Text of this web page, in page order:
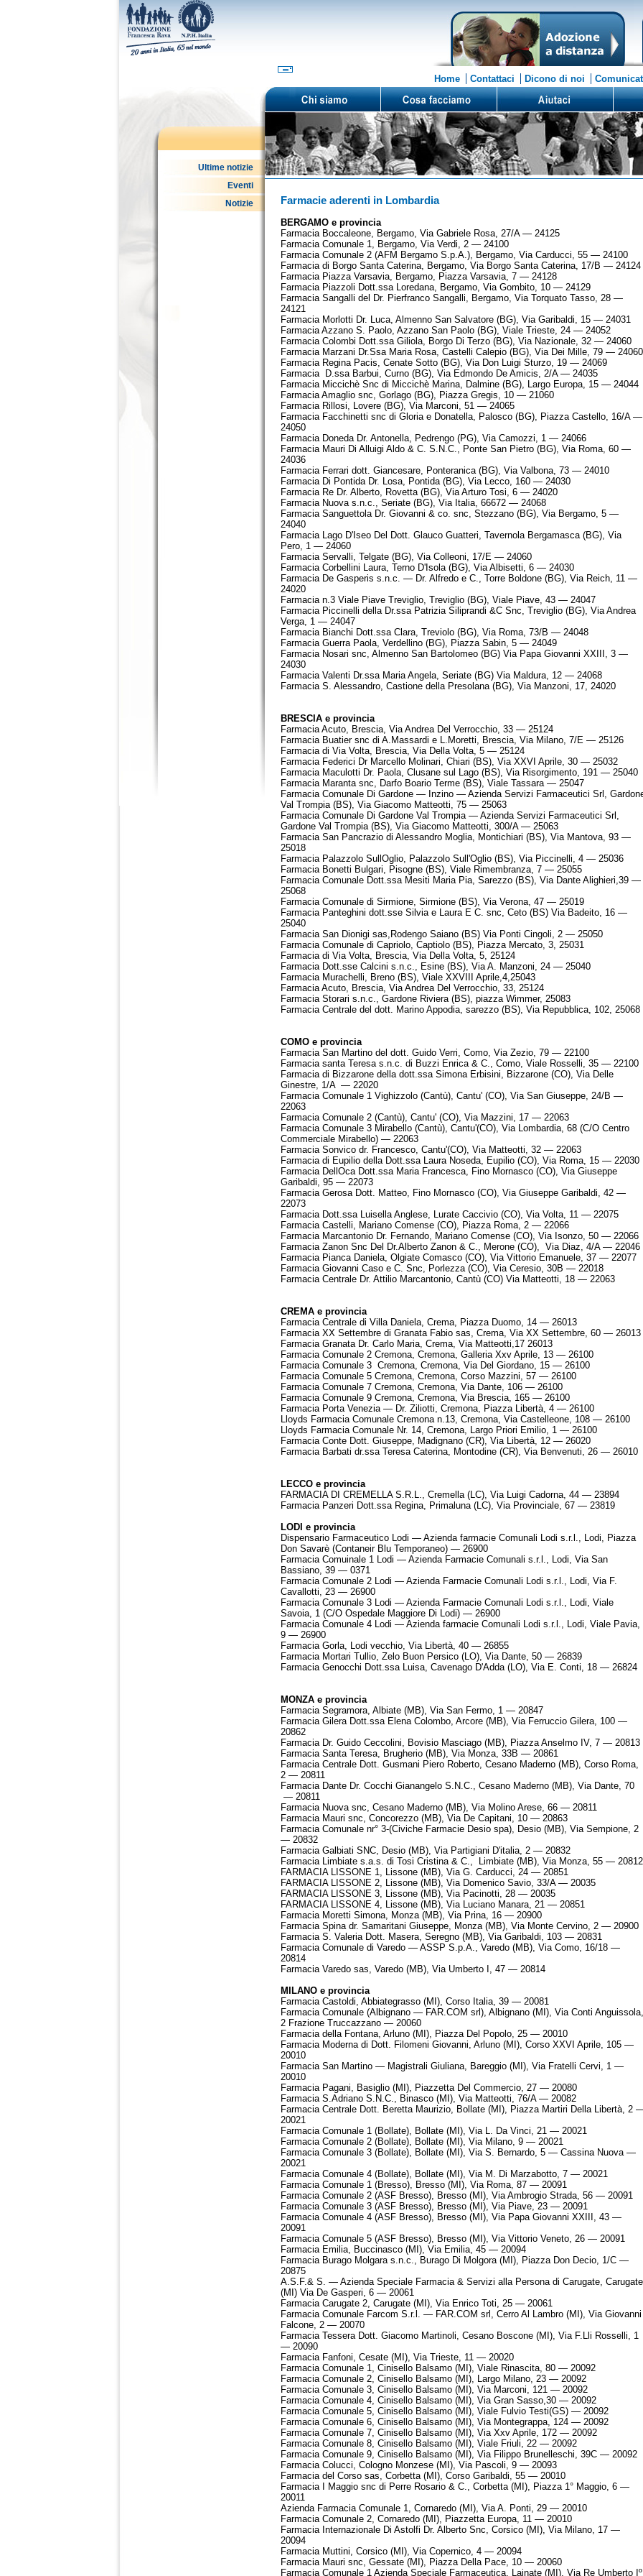
Home Contattaci Dicono di noi
Ultime notizie
Eventi
Notizie
Farmacie aderenti in Lombardia
BERGAMO e provincia
Farmacia Boccaleone, Bergamo, Via Gabriele Rosa, 27/A — 24125
Farmacia Comunale 1, Bergamo, Via Verdi, 2 — 24100
Farmacia Comunale 2 (AFM Bergamo S.p.A.), Bergamo, Via Carducci, 55 — 24100
Farmacia di Borgo Santa Caterina, Bergamo, Via Borgo Santa Caterina, 17/B — 24124
Farmacia Piazza Varsavia, Bergamo, Piazza Varsavia, 7 — 24128
Farmacia Piazzoli Dott.ssa Loredana, Bergamo, Via Gombito, 10 — 24129
Farmacia Sangalli del Dr. Pierfranco Sangalli, Bergamo, Via Torquato Tasso, 28 —
24121
Farmacia Morlotti Dr. Luca, Almenno San Salvatore (BG), Via Garibaldi, 15 — 24031
Farmacia Azzano S. Paolo, Azzano San Paolo (BG), Viale Trieste, 24 — 24052
Farmacia Colombi Dott.ssa Giliola, Borgo Di Terzo (BG), Via Nazionale, 32 — 24060
Farmacia Marzani Dr.Ssa Maria Rosa, Castelli Calepio (BG), Via Dei Mille, 79 — 24060
Farmacia Regina Pacis, Cenate Sotto (BG), Via Don Luigi Sturzo, 19 — 24069
Farmacia D.ssa Barbui, Curno (BG), Via Edmondo De Amicis, 2/A — 24035
Farmacia Miccichè Snc di Miccichè Marina, Dalmine (BG), Largo Europa, 15 — 24044
Farmacia Amaglio snc, Gorlago (BG), Piazza Gregis, 10 — 21060
Farmacia Rillosi, Lovere (BG), Via Marconi, 51 — 24065
Farmacia Facchinetti snc di Gloria e Donatella, Palosco (BG), Piazza Castello, 16/A —
24050
Farmacia Doneda Dr. Antonella, Pedrengo (PG), Via Camozzi, 1 — 24066
Farmacia Mauri Di Alluigi Aldo & C. S.N.C., Ponte San Pietro (BG), Via Roma, 60 —
24036
Farmacia Ferrari dott. Giancesare, Ponteranica (BG), Via Valbona, 73 — 24010
Farmacia Di Pontida Dr. Losa, Pontida (BG), Via Lecco, 160 — 24030
Farmacia Re Dr. Alberto, Rovetta (BG), Via Arturo Tosi, 6 — 24020
Farmacia Nuova s.n.c., Seriate (BG), Via Italia, 66672 — 24068
Farmacia Sanguettola Dr. Giovanni & co. snc, Stezzano (BG), Via Bergamo, 5 —
24040
Farmacia Lago D'Iseo Del Dott. Glauco Guatteri, Tavernola Bergamasca (BG), Via
Pero, 1 — 24060
Farmacia Servalli, Telgate (BG), Via Colleoni, 17/E — 24060
Farmacia Corbellini Laura, Terno D'Isola (BG), Via Albisetti, 6 — 24030
Farmacia De Gasperis s.n.c. — Dr. Alfredo e C., Torre Boldone (BG), Via Reich, 11 —
24020
Farmacia n.3 Viale Piave Treviglio, Treviglio (BG), Viale Piave, 43 — 24047
Farmacia Piccinelli della Dr.ssa Patrizia Siliprandi &C Snc, Treviglio (BG), Via Andrea
Verga, 1 — 24047
Farmacia Bianchi Dott.ssa Clara, Treviolo (BG), Via Roma, 73/B — 24048
Farmacia Guerra Paola, Verdellino (BG), Piazza Sabin, 5 — 24049
Farmacia Nosari snc, Almenno San Bartolomeo (BG) Via Papa Giovanni XXIII, 3 —
24030
Farmacia Valenti Dr.ssa Maria Angela, Seriate (BG) Via Maldura, 12 — 24068
Farmacia S. Alessandro, Castione della Presolana (BG), Via Manzoni, 17, 24020
BRESCIA e provincia
Farmacia Acuto, Brescia, Via Andrea Del Verrocchio, 33 — 25124
Farmacia Buatier snc di A.Massardi e L.Moretti, Brescia, Via Milano, 7/E — 25126
Farmacia di Via Volta, Brescia, Via Della Volta, 5 — 25124
Farmacia Federici Dr Marcello Molinari, Chiari (BS), Via XXVI Aprile, 30 — 25032
Farmacia Maculotti Dr. Paola, Clusane sul Lago (BS), Via Risorgimento, 191 — 25040
Farmacia Maranta snc, Darfo Boario Terme (BS), Viale Tassara — 25047
Farmacia Comunale Di Gardone — Inzino — Azienda Servizi Farmaceutici Srl,
Val Trompia (BS), Via Giacomo Matteotti, 75 — 25063
Farmacia Comunale Di Gardone Val Trompia — Azienda Servizi Farmaceutici Srl,
Gardone Val Trompia (BS), Via Giacomo Matteotti, 300/A — 25063
Farmacia San Pancrazio di Alessandro Moglia, Montichiari (BS), Via Mantova, 93 —
25018
Farmacia Palazzolo SullOglio, Palazzolo Sull'Oglio (BS), Via Piccinelli, 4 — 25036
Farmacia Bonetti Bulgari, Pisogne (BS), Viale Rimembranza, 7 — 25055
Farmacia Comunale Dott.ssa Mesiti Maria Pia, Sarezzo (BS), Via Dante Alighieri,39 —
25068
Farmacia Comunale di Sirmione, Sirmione (BS), Via Verona, 47 — 25019
Farmacia Panteghini dott.sse Silvia e Laura E C. snc, Ceto (BS) Via Badeito, 16 —
25040
Farmacia San Dionigi sas,Rodengo Saiano (BS) Via Ponti Cingoli, 2 — 25050
Farmacia Comunale di Capriolo, Captiolo (BS), Piazza Mercato, 3, 25031
Farmacia di Via Volta, Brescia, Via Della Volta, 5, 25124
Farmacia Dott.sse Calcini s.n.c., Esine (BS), Via A. Manzoni, 24 — 25040
Farmacia Murachelli, Breno (BS), Viale XXVIII Aprile,4,25043
Farmacia Acuto, Brescia, Via Andrea Del Verrocchio, 33, 25124
Farmacia Storari s.n.c., Gardone Riviera (BS), piazza Wimmer, 25083
Farmacia Centrale del dott. Marino Appodia, sarezzo (BS), Via Repubblica, 102, 25068
COMO e provincia
Farmacia San Martino del dott. Guido Verri, Como, Via Zezio, 79 — 22100
Farmacia santa Teresa s.n.c. di Buzzi Enrica & C., Como, Viale Rosselli, 35 — 22100
Farmacia di Bizzarone della dott.ssa Simona Erbisini, Bizzarone (CO), Via Delle
Ginestre, 1/A — 22020
Farmacia Comunale 1 Vighizzolo (Cantù), Cantu' (CO), Via San Giuseppe, 24/B —
22063
Farmacia Comunale 2 (Cantù), Cantu' (CO), Via Mazzini, 17 — 22063
Farmacia Comunale 3 Mirabello (Cantù), Cantu'(CO), Via Lombardia, 68 (C/O Centro
Commerciale Mirabello) — 22063
Farmacia Sonvico dr. Francesco, Cantu'(CO), Via Matteotti, 32 — 22063
Farmacia di Eupilio della Dott.ssa Laura Noseda, Eupilio (CO), Via Roma, 15 — 22030
Farmacia DellOca Dott.ssa Maria Francesca, Fino Mornasco (CO), Via Giuseppe
Garibaldi, 95 — 22073
Farmacia Gerosa Dott. Matteo, Fino Mornasco (CO), Via Giuseppe Garibaldi, 42 —
22073
Farmacia Dott.ssa Luisella Anglese, Lurate Caccivio (CO), Via Volta, 11 — 22075
Farmacia Castelli, Mariano Comense (CO), Piazza Roma, 2 — 22066
Farmacia Marcantonio Dr. Fernando, Mariano Comense (CO), Via Isonzo, 50 — 22066
Farmacia Zanon Snc Del Dr.Alberto Zanon & C., Merone (CO), Via Diaz, 4/A — 22046
Farmacia Pianca Daniela, Olgiate Comasco (CO), Via Vittorio Emanuele, 37 — 22077
Farmacia Giovanni Caso e C. Snc, Porlezza (CO), Via Ceresio, 30B — 22018
Farmacia Centrale Dr. Attilio Marcantonio, Cantù (CO) Via Matteotti, 18 — 22063
CREMA e provincia
Farmacia Centrale di Villa Daniela, Crema, Piazza Duomo, 14 — 26013
Farmacia XX Settembre di Granata Fabio sas, Crema, Via XX Settembre, 60 — 26013
Farmacia Granata Dr. Carlo Maria, Crema, Via Matteotti,17 26013
Farmacia Comunale 2 Cremona, Cremona, Galleria Xxv Aprile, 13 — 26100
Farmacia Comunale 3 Cremona, Cremona, Via Del Giordano, 15 — 26100
Farmacia Comunale 5 Cremona, Cremona, Corso Mazzini, 57 — 26100
Farmacia Comunale 7 Cremona, Cremona, Via Dante, 106 — 26100
Farmacia Comunale 9 Cremona, Cremona, Via Brescia, 165 — 26100
Farmacia Porta Venezia — Dr. Ziliotti, Cremona, Piazza Libertà, 4 — 26100
Lloyds Farmacia Comunale Cremona n.13, Cremona, Via Castelleone, 108 — 26100
Lloyds Farmacia Comunale Nr. 14, Cremona, Largo Priori Emilio, 1 — 26100
Farmacia Conte Dott. Giuseppe, Madignano (CR), Via Libertà, 12 — 26020
Farmacia Barbati dr.ssa Teresa Caterina, Montodine (CR), Via Benvenuti, 26 — 26010
LECCO e provincia
FARMACIA DI CREMELLA S.R.L., Cremella (LC), Via Luigi Cadorna, 44 — 23894
Farmacia Panzeri Dott.ssa Regina, Primaluna (LC), Via Provinciale, 67 — 23819
LODI e provincia
Dispensario Farmaceutico Lodi — Azienda farmacie Comunali Lodi s.r.l., Lodi, Piazza
Don Savarè (Contaneir Blu Temporaneo) — 26900
Farmacia Comuinale 1 Lodi — Azienda Farmacie Comunali s.r.l., Lodi, Via San
Bassiano, 39 — 0371
Farmacia Comunale 2 Lodi — Azienda Farmacie Comunali Lodi s.r.l., Lodi, Via F.
Cavallotti, 23 — 26900
Farmacia Comunale 3 Lodi — Azienda Farmacie Comunali Lodi s.r.l., Lodi, Viale
Savoia, 1 (C/O Ospedale Maggiore Di Lodi) — 26900
Farmacia Comunale 4 Lodi — Azienda farmacie Comunali Lodi s.r.l., Lodi, Viale Pavia,
9 — 26900
Farmacia Gorla, Lodi vecchio, Via Libertà, 40 — 26855
Farmacia Mortari Tullio, Zelo Buon Persico (LO), Via Dante, 50 — 26839
Farmacia Genocchi Dott.ssa Luisa, Cavenago D'Adda (LO), Via E. Conti, 18 — 26824
MONZA e provincia
Farmacia Segramora, Albiate (MB), Via San Fermo, 1 — 20847
Farmacia Gilera Dott.ssa Elena Colombo, Arcore (MB), Via Ferruccio Gilera, 100 —
20862
Farmacia Dr. Guido Ceccolini, Bovisio Masciago (MB), Piazza Anselmo IV, 7 — 20813
Farmacia Santa Teresa, Brugherio (MB), Via Monza, 33B — 20861
Farmacia Centrale Dott. Gusmani Piero Roberto, Cesano Maderno (MB), Corso Roma,
2 — 20811
Farmacia Dante Dr. Cocchi Gianangelo S.N.C., Cesano Maderno (MB), Via Dante, 70
— 20811
Farmacia Nuova snc, Cesano Maderno (MB), Via Molino Arese, 66 — 20811
Farmacia Mauri snc, Concorezzo (MB), Via De Capitani, 10 — 20863
Farmacia Comunale nr° 3-(Civiche Farmacie Desio spa), Desio (MB), Via Sempione, 2
— 20832
Farmacia Galbiati SNC, Desio (MB), Via Partigiani D'italia, 2 — 20832
Farmacia Limbiate s.a.s. di Tosi Cristina & C., Limbiate (MB), Via Monza, 55 — 20812
FARMACIA LISSONE 1, Lissone (MB), Via G. Carducci, 24 — 20851
FARMACIA LISSONE 2, Lissone (MB), Via Domenico Savio, 33/A — 20035
FARMACIA LISSONE 3, Lissone (MB), Via Pacinotti, 28 — 20035
FARMACIA LISSONE 4, Lissone (MB), Via Luciano Manara, 21 — 20851
Farmacia Moretti Simona, Monza (MB), Via Prina, 16 — 20900
Farmacia Spina dr. Samaritani Giuseppe, Monza (MB), Via Monte Cervino, 2 — 20900
Farmacia S. Valeria Dott. Masera, Seregno (MB), Via Garibaldi, 103 — 20831
Farmacia Comunale di Varedo — ASSP S.p.A., Varedo (MB), Via Como, 16/18 —
20814
Farmacia Varedo sas, Varedo (MB), Via Umberto I, 47 — 20814
MILANO e provincia
Farmacia Castoldi, Abbiategrasso (MI), Corso Italia, 39 — 20081
Farmacia Comunale (Albignano — FAR.COM srl), Albignano (MI), Via Conti Anguissola,
2 Frazione Truccazzano — 20060
Farmacia della Fontana, Arluno (MI), Piazza Del Popolo, 25 — 20010
Farmacia Moderna di Dott. Filomeni Giovanni, Arluno (MI), Corso XXVI Aprile, 105 —
20010
Farmacia San Martino — Magistrali Giuliana, Bareggio (MI), Via Fratelli Cervi, 1 —
20010
Farmacia Pagani, Basiglio (MI), Piazzetta Del Commercio, 27 — 20080
Farmacia S.Adriano S.N.C., Binasco (MI), Via Matteotti, 76/A — 20082
Farmacia Centrale Dott. Beretta Maurizio, Bollate (MI), Piazza Martiri Della Libertà, 2
20021
Farmacia Comunale 1 (Bollate), Bollate (MI), Via L. Da Vinci, 21 — 20021
Farmacia Comunale 2 (Bollate), Bollate (MI), Via Milano, 9 — 20021
Farmacia Comunale 3 (Bollate), Bollate (MI), Via S. Bernardo, 5 — Cassina Nuova —
20021
Farmacia Comunale 4 (Bollate), Bollate (MI), Via M. Di Marzabotto, 7 — 20021
Farmacia Comunale 1 (Bresso), Bresso (MI), Via Roma, 87 — 20091
Farmacia Comunale 2 (ASF Bresso), Bresso (MI), Via Ambrogio Strada, 56 — 20091
Farmacia Comunale 3 (ASF Bresso), Bresso (MI), Via Piave, 23 — 20091
Farmacia Comunale 4 (ASF Bresso), Bresso (MI), Via Papa Giovanni XXIII, 43 —
20091
Farmacia Comunale 5 (ASF Bresso), Bresso (MI), Via Vittorio Veneto, 26 — 20091
Farmacia Emilia, Buccinasco (MI), Via Emilia, 45 — 20094
Farmacia Burago Molgara s.n.c., Burago Di Molgora (MI), Piazza Don Decio, 1/C —
20875
A.S.F.& S. — Azienda Speciale Farmacia & Servizi alla Persona di Carugate, Carugate
(MI) Via De Gasperi, 6 — 20061
Farmacia Carugate 2, Carugate (MI), Via Enrico Toti, 25 — 20061
Farmacia Comunale Farcom S.r.l. — FAR.COM srl, Cerro Al Lambro (MI), Via Giovanni
Falcone, 2 — 20070
Farmacia Tessera Dott. Giacomo Martinoli, Cesano Boscone (MI), Via F.Lli Rosselli, 1
— 20090
Farmacia Fanfoni, Cesate (MI), Via Trieste, 11 — 20020
Farmacia Comunale 1, Cinisello Balsamo (MI), Viale Rinascita, 80 — 20092
Farmacia Comunale 2, Cinisello Balsamo (MI), Largo Milano, 23 — 20092
Farmacia Comunale 3, Cinisello Balsamo (MI), Via Marconi, 121 — 20092
Farmacia Comunale 4, Cinisello Balsamo (MI), Via Gran Sasso,30 — 20092
Farmacia Comunale 5, Cinisello Balsamo (MI), Viale Fulvio Testi(GS) — 20092
Farmacia Comunale 6, Cinisello Balsamo (MI), Via Montegrappa, 124 — 20092
Farmacia Comunale 7, Cinisello Balsamo (MI), Via Xxv Aprile, 172 — 20092
Farmacia Comunale 8, Cinisello Balsamo (MI), Viale Friuli, 22 — 20092
Farmacia Comunale 9, Cinisello Balsamo (MI), Via Filippo Brunelleschi, 39C — 20092
Farmacia Colucci, Cologno Monzese (MI), Via Pascoli, 9 — 20093
Farmacia del Corso sas, Corbetta (MI), Corso Garibaldi, 55 — 20010
Farmacia I Maggio snc di Perre Rosario & C., Corbetta (MI), Piazza 1° Maggio, 6 —
20011
Azienda Farmacia Comunale 1, Cornaredo (MI), Via A. Ponti, 29 — 20010
Farmacia Comunale 2, Cornaredo (MI), Piazzetta Europa, 11 — 20010
Farmacia Internazionale Di Astolfi Dr. Alberto Snc, Corsico (MI), Via Milano, 17 —
20094
Farmacia Muttini, Corsico (MI), Via Copernico, 4 — 20094
Farmacia Mauri snc, Gessate (MI), Piazza Della Pace, 10 — 20060
Farmacia Comunale 1 Azienda Speciale Farmaceutica, Lainate (MI), Via Re Umberto